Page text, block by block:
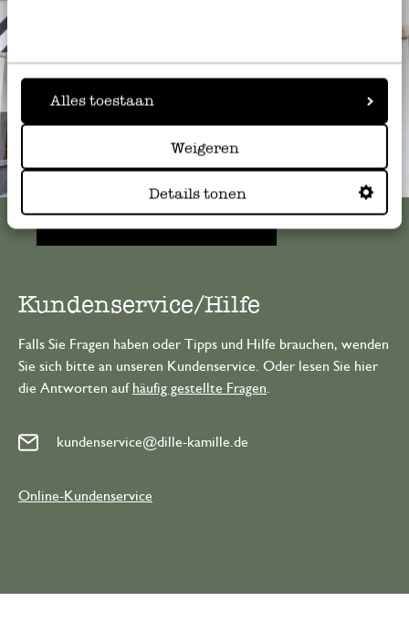
Alles toestaan
Weigeren
Details tonen
Immer in der Nähe
Alle 62 Geschäfte anzeigen
Kundenservice/Hilfe
Falls Sie Fragen haben oder Tipps und Hilfe brauchen, wenden
Sie sich bitte an unseren Kundenservice. Oder lesen Sie hier
die Antworten auf häufig gestellte Fragen
kundenservice@dille-kamille.de
Online-Kundenservice